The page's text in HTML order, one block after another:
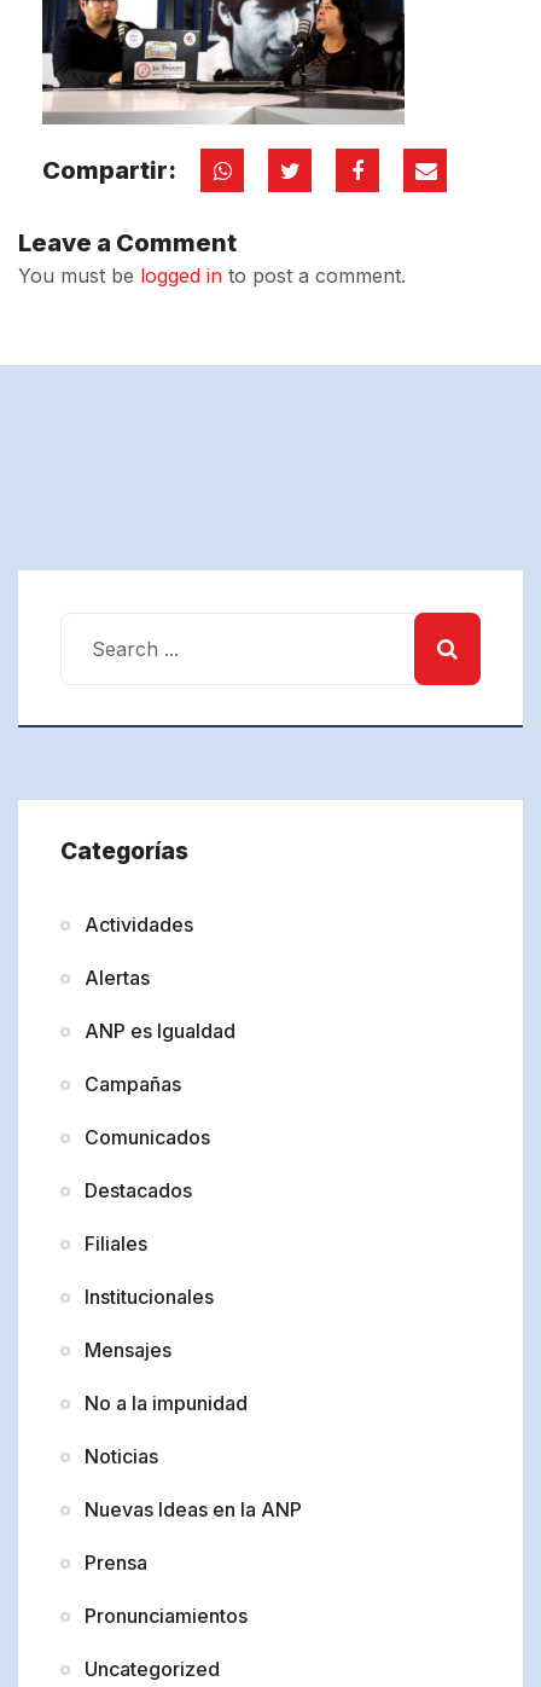
Compartir:
Leave a Comment
You must be logged in to post a comment.
Categorías
Actividades
Alertas
ANP es Igualdad
Campañas
Comunicados
Destacados
Filiales
Institucionales
Mensajes
No a la impunidad
Noticias
Nuevas Ideas en la ANP
Prensa
Pronunciamientos
Uncategorized